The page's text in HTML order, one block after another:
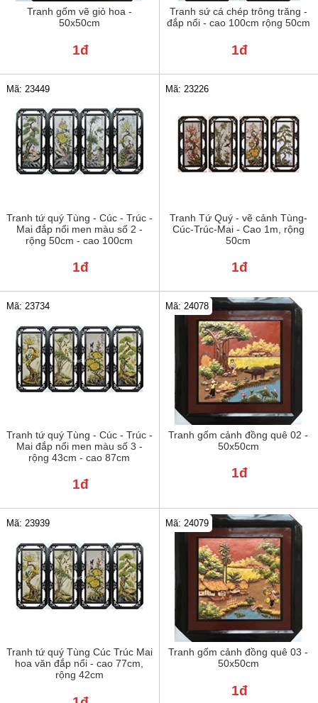
Tranh gốm vẽ giỏ hoa -
50x50cm
1đ
Tranh sứ cá chép trông trăng -
đắp nổi - cao 100cm rộng 50cm
1đ
Tranh tứ quý Tùng - Cúc - Trúc -
Mai đắp nổi men màu số 2 -
rộng 50cm - cao 100cm
Mã: 23449
1đ
Tranh Tứ Quý - vẽ cảnh Tùng-
Cúc-Trúc-Mai - Cao 1m, rộng
50cm
Mã: 23226
1đ
Tranh tứ quý Tùng - Cúc - Trúc -
Mai đắp nổi men màu số 3 -
rộng 43cm - cao 87cm
Mã: 23734
1đ
Tranh gốm cảnh đồng quê 02 -
50x50cm
Mã: 24078
1đ
Tranh tứ quý Tùng Cúc Trúc Mai
hoa văn đắp nổi - cao 77cm,
rộng 42cm
Mã: 23939
Tranh gốm cảnh đồng quê 03 -
50x50cm
Mã: 24079
1đ